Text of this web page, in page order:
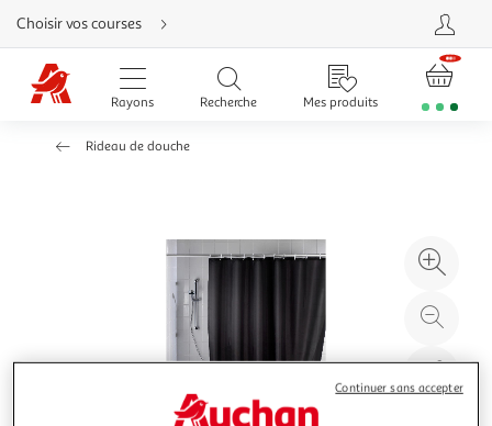
Aller
directement
au
contenu
Aller
directement
Aller
Choisir vos courses
Rayons Recherche Mes produits
Rideau de douche
à
100
le
Continuer sans accepter